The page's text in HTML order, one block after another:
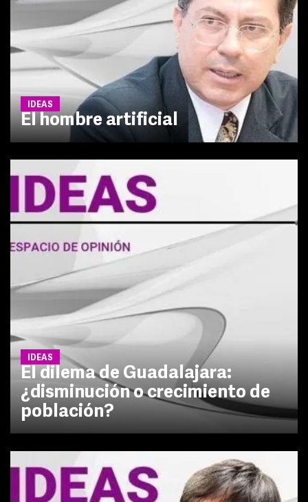
IDEAS
El hombre artificial
IDEAS
El dilema de Guadalajara:
¿disminución o crecimiento de
población?